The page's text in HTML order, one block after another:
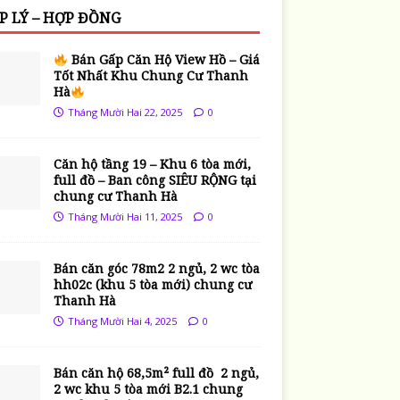
LÝ – HỢP ĐỒNG
Bán Gấp Căn Hộ View Hồ – Giá
Tốt Nhất Khu Chung Cư Thanh
Hà
Tháng Mười Hai 22, 2025 0
Căn hộ tầng 19 – Khu 6 tòa mới,
full đồ – Ban công SIÊU RỘNG tại
chung cư Thanh Hà
Tháng Mười Hai 11, 2025 0
Bán căn góc 78m2 2 ngủ, 2 wc tòa
hh02c (khu 5 tòa mới) chung cư
Thanh Hà
Tháng Mười Hai 4, 2025 0
Bán căn hộ 68,5m² full đồ 2 ngủ,
2 wc khu 5 tòa mới B2.1 chung